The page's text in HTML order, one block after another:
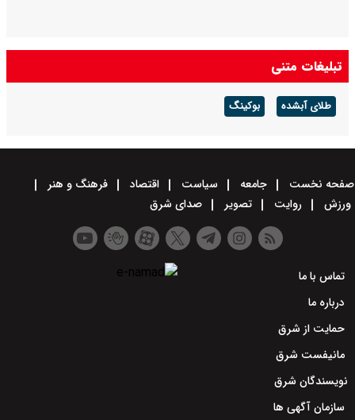
تبلیغات متنی
طلای آبشده بوکینگ
صفحه نخست جامعه سیاست اقتصاد
فرهنگ و هنر
ورزش
روایت تصویر صدای شرق
تماس با ما
درباره ما
حمایت از شرق
مانیفست شرق
نویسندگان شرق
سازمان آگهی ها